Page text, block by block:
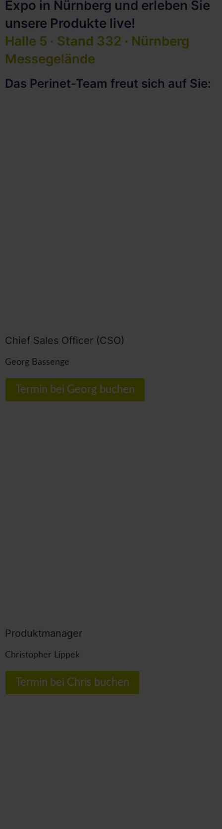
Expo in Nürnberg und erleben Sie
unsere Produkte live!
Halle 5 · Stand 332 · Nürnberg
Messegelände
Das Perinet-Team freut sich auf Sie:
Chief Sales Officer (CSO)
Georg Bassenge
Termin bei Georg buchen
Produktmanager
Christopher Lippek
Termin bei Chris buchen